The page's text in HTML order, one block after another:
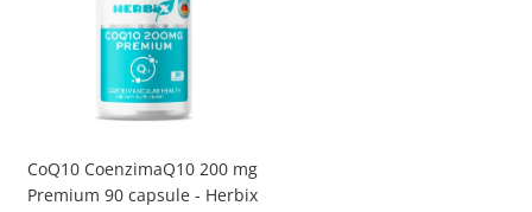
CoQ10 CoenzimaQ10 200 mg
Premium 90 capsule - Herbix